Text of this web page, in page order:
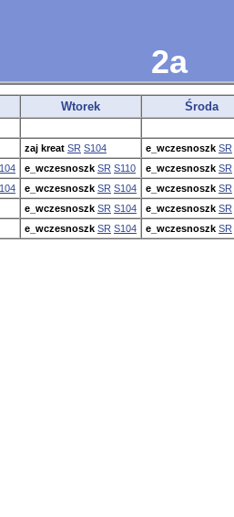
2a
Wtorek Środa
zaj kreat SR S104 e_wczesnoszk SR
e_wczesnoszk SR S110 e_wczesnoszk SR
e_wczesnoszk SR S104 e_wczesnoszk SR
e_wczesnoszk SR S104 e_wczesnoszk SR
e_wczesnoszk SR S104 e_wczesnoszk SR